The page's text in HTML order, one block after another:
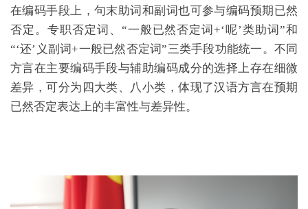
在编码手段上，句末助词和副词也可参与编码预期已然
否定。专职否定词、“一般已然否定词+‘呢’类助词”和
“‘还’义副词+一般已然否定词”三类手段功能统一。不同
方言在主要编码手段与辅助编码成分的选择上存在细微
差异，可分为四大类、八小类，体现了汉语方言在预期
已然否定表达上的丰富性与差异性。